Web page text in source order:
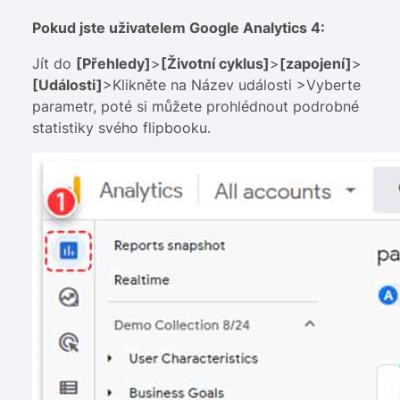
Pokud jste uživatelem Google Analytics 4:
Jít do [Přehledy]>[Životní cyklus]>[zapojení]>
[Události]>Klikněte na Název události >Vyberte
parametr, poté si můžete prohlédnout podrobné
statistiky svého flipbooku.